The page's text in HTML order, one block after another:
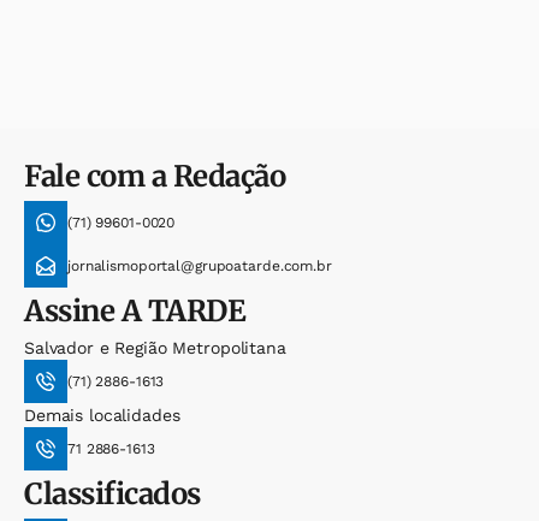
Fale com a Redação
(71) 99601-0020
jornalismoportal@grupoatarde.com.br
AssineA TARDE
Salvador e Região Metropolitana
(71) 2886-1613
Demais localidades
71 2886-1613
Classificados